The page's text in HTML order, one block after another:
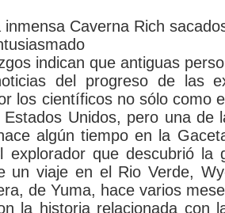
inmensa Caverna Rich
indican que antiguas
del progreso de las
los científicos no sólo como
Unidos, pero una de
algún tiempo en la
explorador que descubrió
un viaje en el Rio Verde,
de Yuma, hace varios
la historia relacionada con